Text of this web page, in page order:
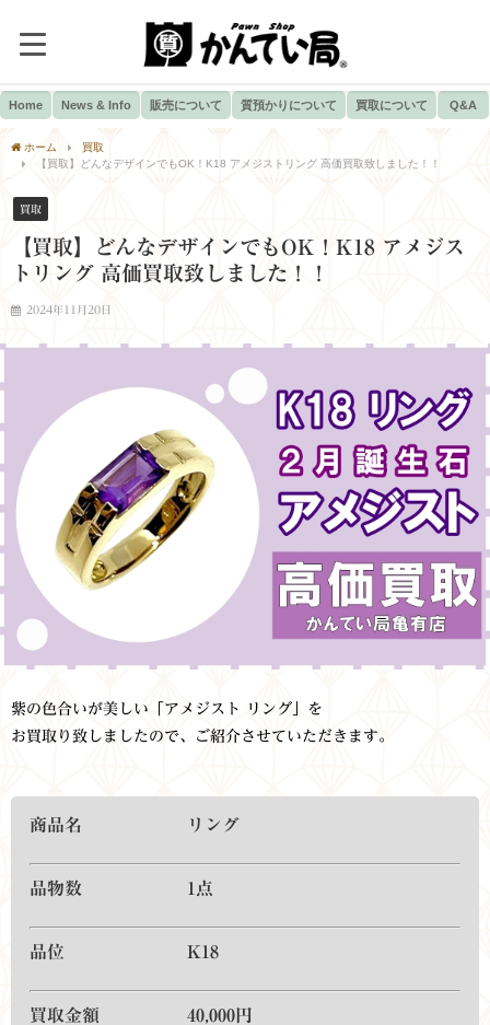
Home News & Info 販売について 質預かりについて 買取について Q&A
ホーム
買取
【買取】どんなデザインでもOK！K18 アメジストリング 高価買取致しました！！
買取
【買取】どんなデザインでもOK！K18 アメジス
トリング 高価買取致しました！！
2024年11月20日
紫の色合いが美しい「アメジスト リング」を
お買取り致しましたので、ご紹介させていただきます。
商品名 リング
品物数 1点
品位 K18
買取金額 40 ,000円